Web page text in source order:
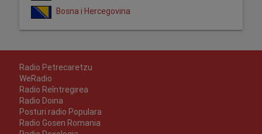
Bosna i Hercegovina
Radio Petrecaretzu
WeRadio
Radio Reîntregirea
Radio Doina
Posturi radio Populara
Radio Gosen Romania